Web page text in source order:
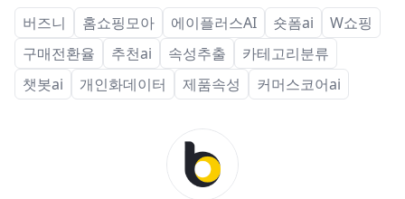
버즈니 홈쇼핑모아 에이플러스AI 숏폼ai
W쇼핑
구매전환율
추천ai 속성추출
카테고리분류
챗봇ai
개인화데이터 제품속성 커머스코어ai